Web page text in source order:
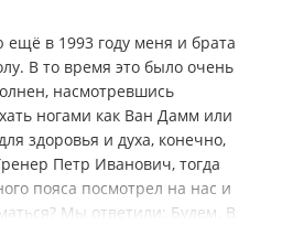
в 1993 году меня и брата
В то время это было очень
насмотревшись
ногами как Ван Дамм или
здоровья и духа, конечно,
Петр Иванович, тогда
пояса посмотрел на нас и
Мы ответили: Будем. В